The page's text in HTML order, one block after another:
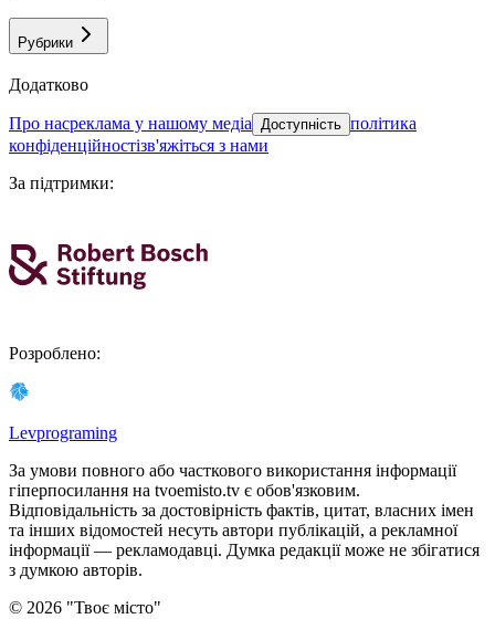
Рубрики
Додатково
про насреклама у нашому медіа Доступність політика
конфіденційностізв'яжіться з нами
За підтримки:
Розроблено:
Levprograming
За умови повного або часткового використання iнформацiї
гіперпосилання на tvoemisto.tv є обов'язковим.
Відповідальність за достовірність фактів, цитат, власних імен
та інших відомостей несуть автори публікацій, а рекламної
інформації — рекламодавці. Думка редакцiї може не збiгатися
з думкою авторiв.
© 2026 "Твоє місто"